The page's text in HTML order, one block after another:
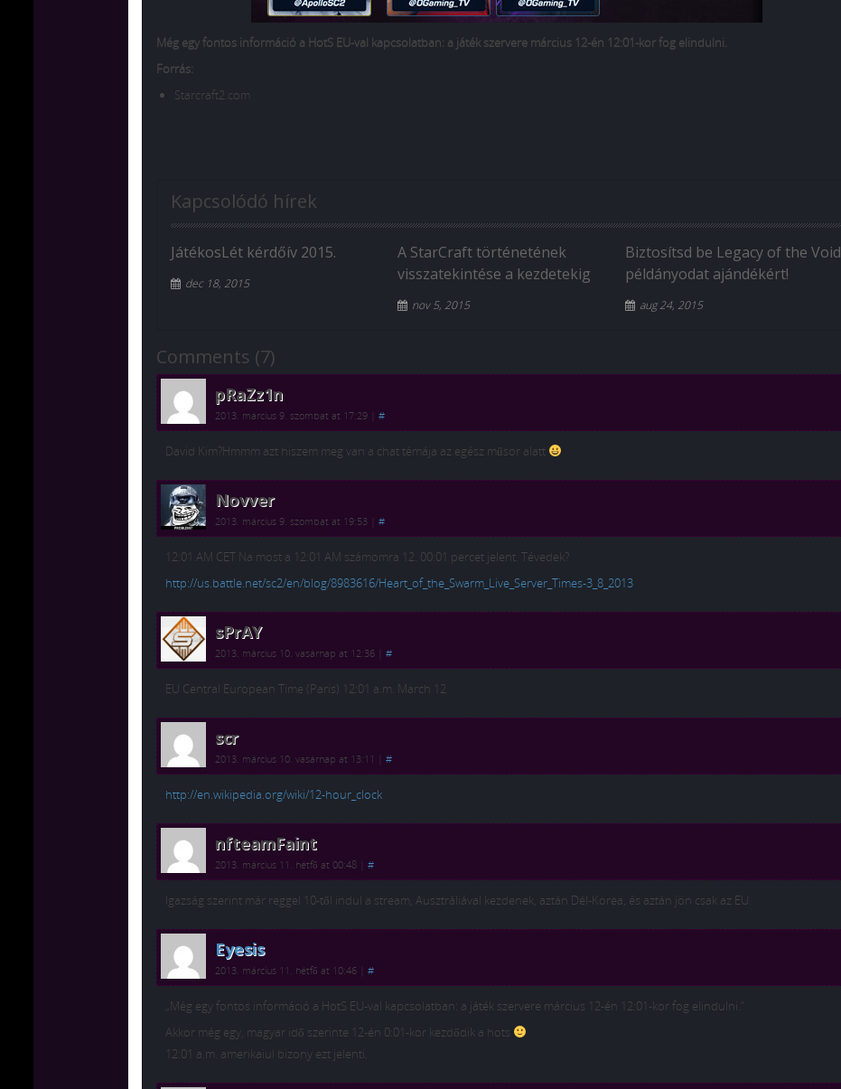
Még egy fontos információ a HotS EU-val kapcsolatban: a játék szervere március 12-én 12:01-kor fog elindulni.
Forrás:
Starcraft2.com
Kapcsolódó hírek
JátékosLét kérdőív 2015.
dec 18, 2015
A StarCraft történetének
visszatekintése a kezdetekig
nov 5, 2015
Biztosítsd be Legacy of the Void
példányodat ajándékért!
aug 24, 2015
Comments (7)
pRaZz1n
2013. március 9. szombat at 17:29 #
David Kim?Hmmm azt hiszem meg van a chat témája az egész műsor alatt
Novver
2013. március 9. szombat at 19:53 #
12:01 AM CET Na most a 12:01 AM számomra 12. 00:01 percet jelent. Tévedek?
http://us.battle.net/sc2/en/blog/8983616/Heart_of_the_Swarm_Live_Server_Times-3_8_2013
sPrAY
2013. március 10. vasárnap at 12:36 #
EU Central European Time (Paris) 12:01 a.m. March 12
scr
2013. március 10. vasárnap at 13:11 #
http://en.wikipedia.org/wiki/12-hour_clock
nfteamFaint
2013. március 11. hétfő at 00:48 #
Igazság szerint már reggel 10-től indul a stream, Ausztráliával kezdenek, aztán Dél-Korea, és aztán jön csak az EU.
Eyesis
2013. március 11. hétfő at 10:46 #
„Még egy fontos információ a HotS EU-val kapcsolatban: a játék szervere március 12-én 12:01-kor fog elindulni.”
Akkor még egy, magyar idő szerinte 12-én 0:01-kor kezdődik a hots
12:01 a.m. amerikaiul bizony ezt jelenti.